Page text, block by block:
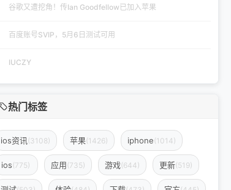
谷歌又遭挖角！传Ian Goodfellow已加入苹果
百度账号SVIP，5月6日测试可用
IUCZY
热门标签
ios资讯 (3108) 苹果(1426) iphone(1014)
ios(775) 应用(735) 游戏(644) 更新(519)